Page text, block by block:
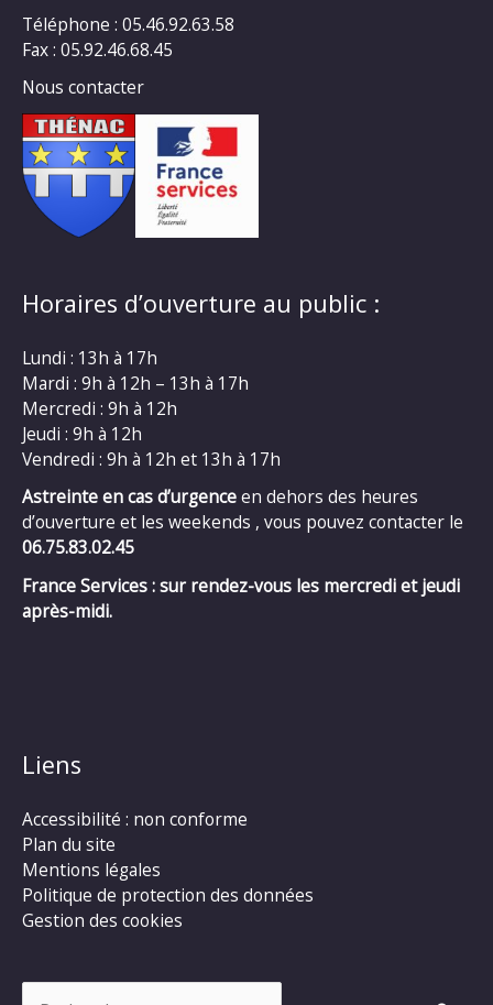
Téléphone : 05.46.92.63.58
Fax : 05.92.46.68.45
Nous contacter
Horaires d’ouverture au public :
Lundi : 13h à 17h
Mardi : 9h à 12h – 13h à 17h
Mercredi : 9h à 12h
Jeudi : 9h à 12h
Vendredi : 9h à 12h et 13h à 17h
Astreinte en cas d’urgenceen dehors des heures
d’ouverture et les weekends , vous pouvez contacter le
06.75.83.02.45
France Services : sur rendez-vous les mercredi et jeudi
après-midi.
Liens
Accessibilité : non conforme
Plan du site
Mentions légales
Politique de protection des données
Gestion des cookies